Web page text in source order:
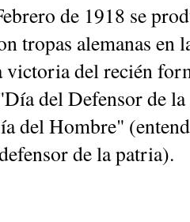
de 1918 se
tropas alemanas en
del recién
del Defensor de
del Hombre"
de la patria).